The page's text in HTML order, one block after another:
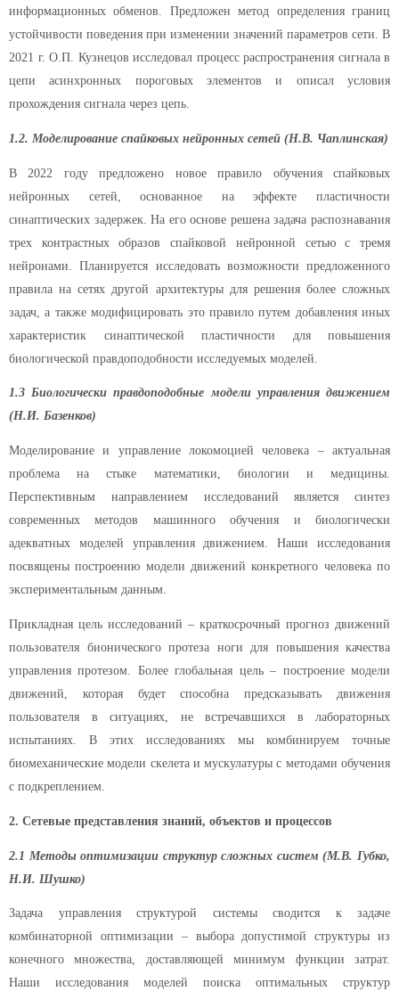
информационных обменов. Предложен метод определения границ
устойчивости поведения при изменении значений параметров сети. В
2021 г. О.П. Кузнецов исследовал процесс распространения сигнала в
цепи асинхронных пороговых элементов и описал условия
прохождения сигнала через цепь.
1.2. Моделирование спайковых нейронных сетей (Н.В. Чаплинская)
В 2022 году предложено новое правило обучения спайковых
нейронных сетей, основанное на эффекте пластичности
синаптических задержек. На его основе решена задача распознавания
трех контрастных образов спайковой нейронной сетью с тремя
нейронами. Планируется исследовать возможности предложенного
правила на сетях другой архитектуры для решения более сложных
задач, а также модифицировать это правило путем добавления иных
характеристик синаптической пластичности для повышения
биологической правдоподобности исследуемых моделей.
1.3 Биологически правдоподобные модели управления движением
(Н.И. Базенков)
Моделирование и управление локомоцией человека – актуальная
проблема на стыке математики, биологии и медицины.
Перспективным направлением исследований является синтез
современных методов машинного обучения и биологически
адекватных моделей управления движением. Наши исследования
посвящены построению модели движений конкретного человека по
экспериментальным данным.
Прикладная цель исследований – краткосрочный прогноз движений
пользователя бионического протеза ноги для повышения качества
управления протезом. Более глобальная цель – построение модели
движений, которая будет способна предсказывать движения
пользователя в ситуациях, не встречавшихся в лабораторных
испытаниях. В этих исследованиях мы комбинируем точные
биомеханические модели скелета и мускулатуры с методами обучения
с подкреплением.
2. Сетевые представления знаний, объектов и процессов
2.1 Методы оптимизации структур сложных систем (М.В. Губко,
Н.И. Шушко)
Задача управления структурой системы сводится к задаче
комбинаторной оптимизации – выбора допустимой структуры из
конечного множества, доставляющей минимум функции затрат.
Наши исследования моделей поиска оптимальных структур